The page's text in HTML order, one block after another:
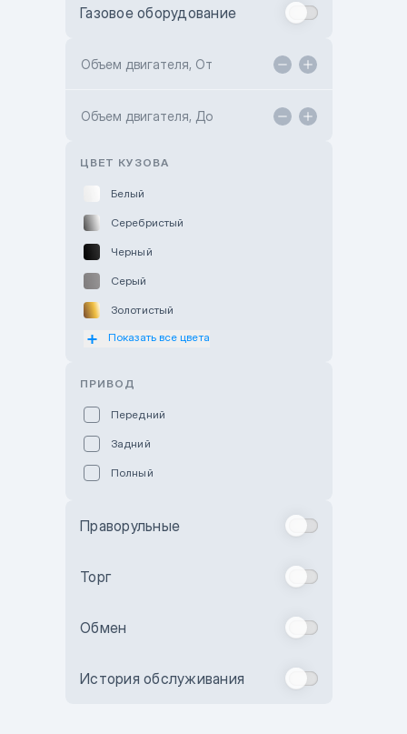
Toyota Kokshetau
Hyundai ShymCity
Газовое оборудование
Объем двигателя, От
Объем двигателя, До
ЦВЕТ КУЗОВА
Белый
Серебристый
Черный
Серый
Золотистый
Оранжевый
Бежевый
Комбинированный
Показать все цвета
ПРИВОД
Передний
Задний
Полный
Праворульные
Торг
Обмен
История обслуживания